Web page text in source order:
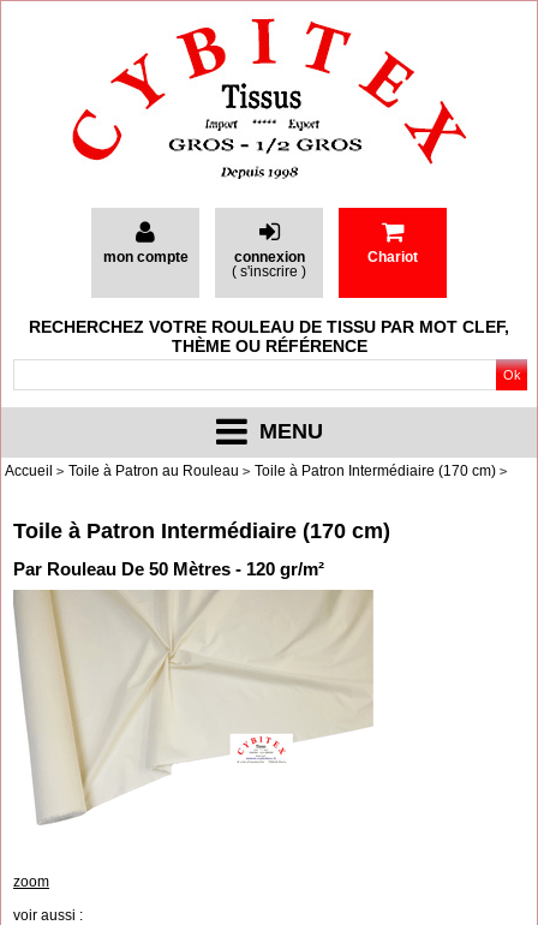
mon compte
connexion
( s'inscrire )
Chariot
MENU
RECHERCHEZ VOTRE ROULEAU DE TISSU PAR MOT CLEF,
THÈME OU RÉFÉRENCE
Accueil Toile à Patron au Rouleau Toile à Patron Intermédiaire (170 cm)
Toile à Patron Intermédiaire (170 cm)
Par Rouleau De 50 Mètres - 120 gr/m²
zoom
voir aussi :